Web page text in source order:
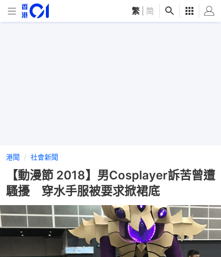
繁 简
港聞 社會新聞
【動漫節 2018】男Cosplayer訴苦曾遭
騷擾 穿水手服被要求掀裙底